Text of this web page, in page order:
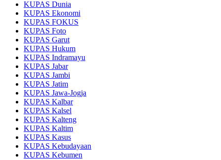
KUPAS Dunia
KUPAS Ekonomi
KUPAS FOKUS
KUPAS Foto
KUPAS Garut
KUPAS Hukum
KUPAS Indramayu
KUPAS Jabar
KUPAS Jambi
KUPAS Jatim
KUPAS Jawa-Jogja
KUPAS Kalbar
KUPAS Kalsel
KUPAS Kalteng
KUPAS Kaltim
KUPAS Kasus
KUPAS Kebudayaan
KUPAS Kebumen